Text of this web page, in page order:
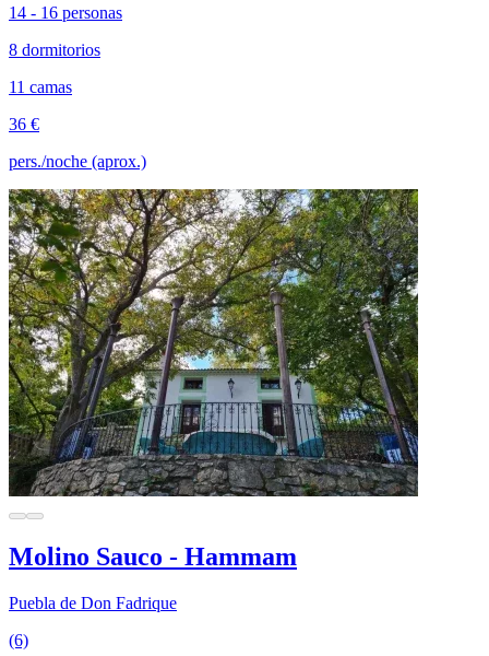
14 - 16 personas
8 dormitorios
11 camas
36 €
pers./noche (aprox.)
Molino Sauco - Hammam
Puebla de Don Fadrique
(6)